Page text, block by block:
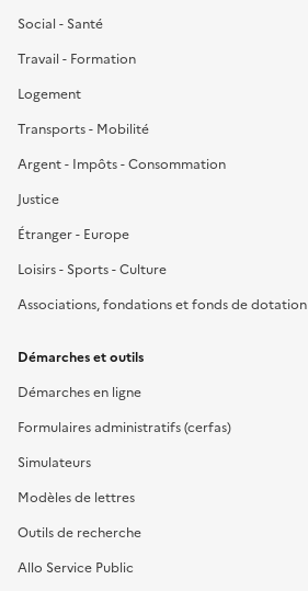
Social - Santé
Travail - Formation
Logement
Transports - Mobilité
Argent - Impôts - Consommation
Justice
Étranger - Europe
Loisirs - Sports - Culture
Associations, fondations et fonds de dotation
Démarches et outils
Démarches en ligne
Formulaires administratifs (cerfas)
Simulateurs
Modèles de lettres
Outils de recherche
Allo Service Public